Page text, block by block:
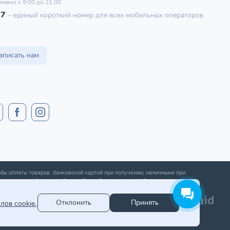
с 9:00 до 21:00
– единый короткий номер для всех мобильных операторов
нам
оплаты товаров: банковской картой при получении; наличными при
оплата банковской картой онлайн; оплата картой рассрочки.
cookie.
Отклонить Принять